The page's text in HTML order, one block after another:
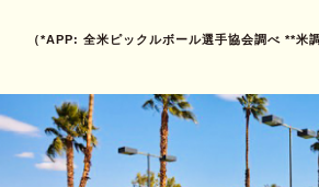
（*APP: 全米ピックルボール選手協会調べ **米